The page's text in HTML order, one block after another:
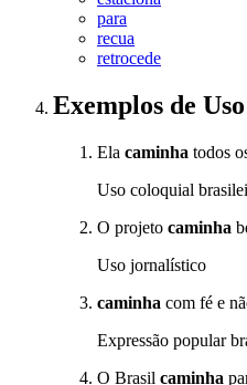
para
recua
retrocede
Exemplos de Uso
Ela caminha todos
Uso coloquial
O projeto caminha
Uso jornalístico
caminha com fé e
Expressão popular
O Brasil caminha